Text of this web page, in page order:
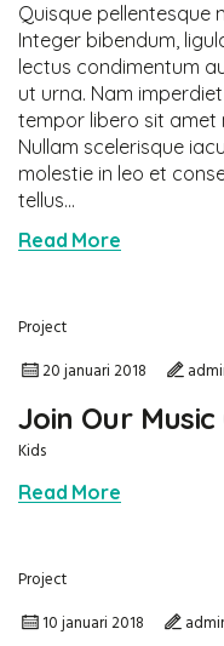
Quisque pellentesque
Integer bibendum,
lectus condimentum
ut urna. Nam
tempor libero sit amet
Nullam scelerisque
molestie in leo et
tellus...
Read More
Project
20 januari 2018
Join Our Music
Kids
Read More
Project
10 januari 2018